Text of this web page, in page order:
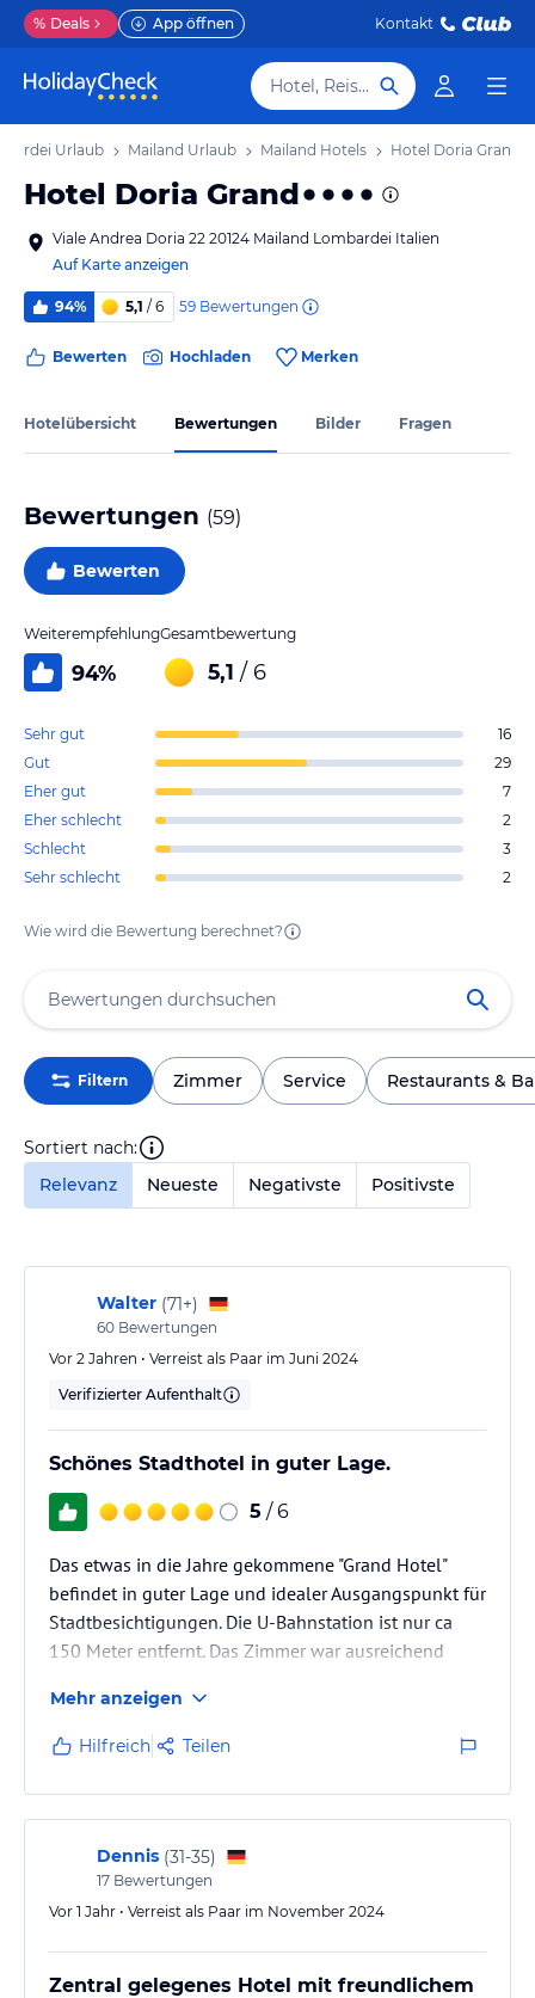
% Deals App öffnen Kontakt
Hotel, Reiseziel
Urlaub Mailand Urlaub Mailand Hotels Hotel Doria Grand
Hotel Doria Grand
Viale Andrea Doria 22 20124 Mailand Lombardei Italien
Auf Karte anzeigen
94% 5,1 / 6 59 Bewertungen
Bewerten Hochladen Merken
Hotelübersicht Bewertungen Bilder Fragen
Bewertungen (59)
Bewerten
Weiterempfehlung
94%
Gesamtbewertung
5,1 / 6
Sehr gut
16
Gut
29
Eher gut
7
Eher schlecht
2
Schlecht
3
Sehr schlecht
2
Wie wird die Bewertung berechnet?
Filtern Zimmer Service Restaurants &
Sortiert nach:
Relevanz
Neueste Negativste Positivste
Walter (71+)
60 Bewertungen
Vor 2 Jahren • Verreist als Paar im Juni 2024
Verifizierter Aufenthalt
Schönes Stadthotel in guter Lage.
5 / 6
Das etwas in die Jahre gekommene "Grand Hotel"
befindet in guter Lage und idealer Ausgangspunkt für
Stadtbesichtigungen. Die U-Bahnstation ist nur ca
150 Meter entfernt. Das Zimmer war ausreichend
eingerichtet. Das Frühstück war für italienischen
Standard reichlich.
Mehr anzeigen
Hilfreich Teilen
Dennis (31-35)
17 Bewertungen
Vor 1 Jahr • Verreist als Paar im November 2024
Zentral gelegenes Hotel mit freundlichem